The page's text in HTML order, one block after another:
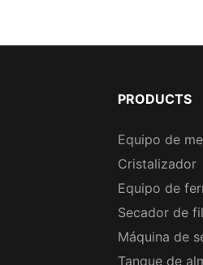
PRODUCTS
Equipo de
Cristalizador
Equipo de
Secador de
Máquina de
Tanque de